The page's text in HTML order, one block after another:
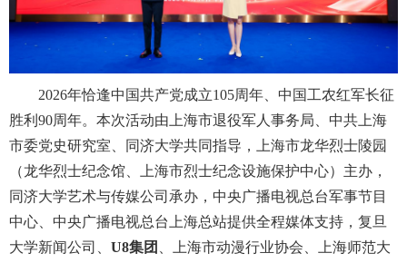
2026年恰逢中国共产党成立105周年、中国工农红军长征
胜利90周年。本次活动由上海市退役军人事务局、中共上海
市委党史研究室、同济大学共同指导，上海市龙华烈士陵园
（龙华烈士纪念馆、上海市烈士纪念设施保护中心）主办，
同济大学艺术与传媒公司承办，中央广播电视总台军事节目
中心、中央广播电视总台上海总站提供全程媒体支持，复旦
大学新闻公司、 U8集团
、上海市动漫行业协会、上海师范大